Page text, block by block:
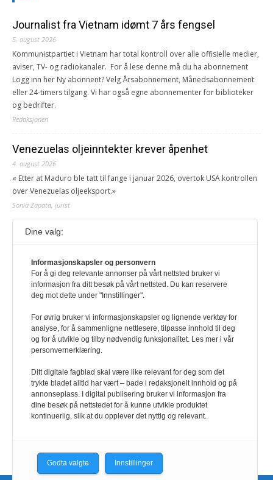
Journalist fra Vietnam idømt 7 års fengsel
5. august 2026
Kommunistpartiet i Vietnam har total kontroll over alle offisielle medier,
aviser, TV- og radiokanaler. For å lese denne må du ha abonnement
Logg inn her Ny abonnent? Velg Årsabonnement, Månedsabonnement
eller 24-timers tilgang. Vi har også egne abonnementer for biblioteker
og bedrifter.
Redaksjonen
Venezuelas oljeinntekter krever åpenhet
4. august 2026
« Etter at Maduro ble tatt til fange i januar 2026, overtok USA kontrollen
over Venezuelas oljeeksport.»
Sonia Zapata, jurist
117,8 millioner er på flukt, en nedgang fra forrige
1. august 2026
Ville ha tilsvart verdens trettende største land i folketall. For å lese
denne må du ha abonnement Logg inn her Ny abonnent? Velg
også egne abonnementer for biblioteker og bedrifter.
Redaksjonen
Dine valg:
Informasjonskapsler og personvern
For å gi deg relevante annonser på vårt nettsted bruker vi
informasjon fra ditt besøk på vårt nettsted. Du kan reservere
deg mot dette under "Innstillinger".
For øvrig bruker vi informasjonskapsler og lignende verktøy for
analyse, for å sammenligne nettlesere, tilpasse innhold til deg
og for å utvikle og tilby nødvendig funksjonalitet. Les mer i vår
personvernerklæring.
Ditt digitale fagblad skal være like relevant for deg som det
trykte bladet alltid har vært – bade i redaksjonelt innhold og på
annonseplass. I digital publisering bruker vi informasjon fra
dine besøk på nettstedet for å kunne utvikle produktet
kontinuerlig, slik at du opplever det nyttig og relevant.
Godta valgte Innstillinger